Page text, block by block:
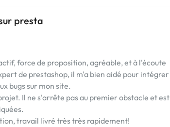
presta
force de proposition, agréable, et à l'écoute
de prestashop, il m'a bien aidé pour intégrer
bugs sur mon site.
Il ne s'arrête pas au premier obstacle et est
travail livré très très rapidement!